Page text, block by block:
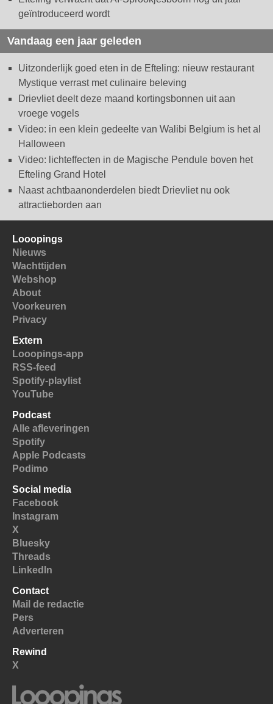
geïntroduceerd wordt
Vandaag een jaar geleden
Uitzonderlijk goed eten in de Efteling: nieuw restaurant
Mystique verrast met culinaire beleving
Drievliet deelt deze maand kortingsbonnen uit aan
vroege vogels
Video: in een klein gedeelte van Walibi Belgium is het al
Halloween
Video: lichteffecten in de Magische Pendule boven het
Efteling Grand Hotel
Naast achtbaanonderdelen biedt Drievliet nu ook
attractieborden aan
Looopings
Nieuws
Wachttijden
Webshop
About
Voorkeuren
Privacy
Extern
Looopings-app
RSS-feed
Spotify-playlist
YouTube
Podcast
Alle afleveringen
Spotify
Apple Podcasts
Podimo
Social media
Facebook
Instagram
X
Bluesky
Threads
LinkedIn
Contact
Mail de redactie
Pers
Adverteren
Rewind
X